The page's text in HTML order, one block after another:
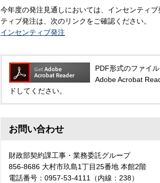
今年度の発注見通しにおいては、インセンティ
ティブ発注は、次のリンクをご確認ください。
インセンティブ発注
PDF形式のファイ
Adobe Acrobat
ドしてください。
お問い合わせ
財政部契約課工事・業務委託グループ
856-8686 大村市玖島1丁目25番地 本館2階
電話番号：0957-53-4111（内線：238）